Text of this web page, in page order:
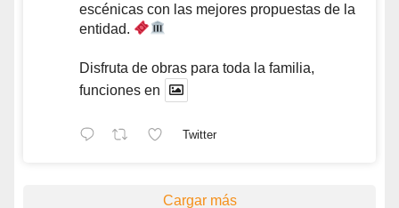
escénicas con las mejores propuestas de la
entidad.
Disfruta de obras para toda la familia,
funciones en
Twitter
Cargar más